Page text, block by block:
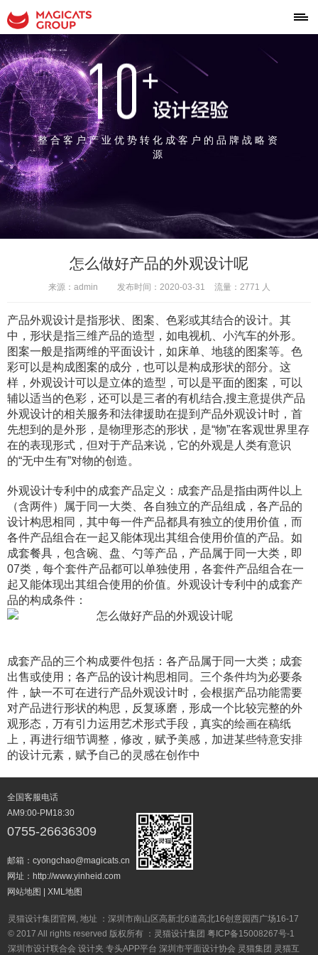
整合客户产业优势转化成客户的品牌战略资
源
怎么做好产品的外观设计呢
来源：admin 发布时间：2020-03-31 流量：2771 人
产品外观设计是指形状、图案、色彩或其结合的设计。其
中，形状是指三维产品的造型，如电视机、小汽车的外形。
图案一般是指两维的平面设计，如床单、地毯的图案等。色
彩可以是构成图案的成分，也可以是构成形状的部分。这
样，外观设计可以是立体的造型，可以是平面的图案，可以
辅以适当的色彩，还可以是三者的有机结合,搜主意提供产品
外观设计的相关服务和法律援助在提到产品外观设计时，首
先想到的是外形，是物理形态的形状，是“物”在客观世界里存
在的表现形式，但对于产品来说，它的外观是人类有意识
的“无中生有”对物的创造。
外观设计专利中的成套产品定义：成套产品是指由两件以上
（含两件）属于同一大类、各自独立的产品组成，各产品的
设计构思相同，其中每一件产品都具有独立的使用价值，而
各件产品组合在一起又能体现出其组合使用价值的产品。如
成套餐具，包含碗、盘、勺等产品，产品属于同一大类，即
07类，每个套件产品都可以单独使用，各套件产品组合在一
起又能体现出其组合使用的价值。外观设计专利中的成套产
品的构成条件：
成套产品的三个构成要件包括：各产品属于同一大类；成套
出售或使用；各产品的设计构思相同。三个条件均为必要条
件，缺一不可在进行产品外观设计时，会根据产品功能需要
对产品进行形状的构思，反复琢磨，形成一个比较完整的外
观形态，万有引力运用艺术形式手段，真实的绘画在稿纸
上，再进行细节调整，修改，赋予美感，加进某些特意安排
的设计元素，赋予自己的灵感在创作中
全国客服电话
AM9:00-PM18:30
0755-26636309
邮箱：cyongchao@magicats.cn
网址：http://www.yinheid.com
网站地图
XML地图
灵猫设计集团官网, 地址 ：深圳市南山区高新北6道高北16创意园西广场16-17
© 2017 All rights reserved 版权所有 ：灵猫设计集团 粤ICP备15008267号-1
深圳市设计联合会 设计夹 专头APP平台 深圳市平面设计协会 灵猫集团 灵猫互